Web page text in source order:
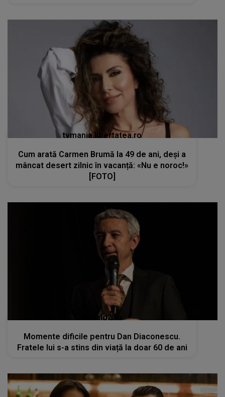
tvmania.libertatea.ro
Cum arată Carmen Brumă la 49 de ani, deși a
mâncat desert zilnic în vacanță: «Nu e noroc!»
[FOTO]
kanald2.ro
Momente dificile pentru Dan Diaconescu.
Fratele lui s-a stins din viață la doar 60 de ani